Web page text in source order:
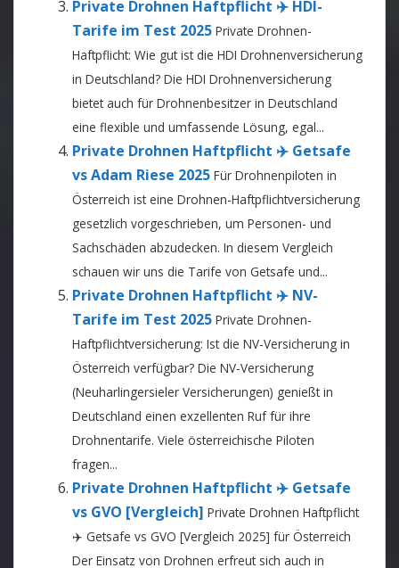
Private Drohnen Haftpflicht ✈️ HDI-
Tarife im Test 2025 Private Drohnen-
Haftpflicht: Wie gut ist die HDI Drohnenversicherung
in Deutschland? Die HDI Drohnenversicherung
bietet auch für Drohnenbesitzer in Deutschland
eine flexible und umfassende Lösung, egal...
Private Drohnen Haftpflicht ✈️ Getsafe
vs Adam Riese 2025 Für Drohnenpiloten in
Österreich ist eine Drohnen-Haftpflichtversicherung
gesetzlich vorgeschrieben, um Personen- und
Sachschäden abzudecken. In diesem Vergleich
schauen wir uns die Tarife von Getsafe und...
Private Drohnen Haftpflicht ✈️ NV-
Tarife im Test 2025 Private Drohnen-
Haftpflichtversicherung: Ist die NV-Versicherung in
Österreich verfügbar? Die NV-Versicherung
(Neuharlingersieler Versicherungen) genießt in
Deutschland einen exzellenten Ruf für ihre
Drohnentarife. Viele österreichische Piloten
fragen...
Private Drohnen Haftpflicht ✈️ Getsafe
vs GVO [Vergleich] Private Drohnen Haftpflicht
✈️ Getsafe vs GVO [Vergleich 2025] für Österreich
Der Einsatz von Drohnen erfreut sich auch in